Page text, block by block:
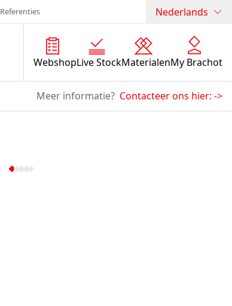
Referenties Nederlands
WebshopLive StockMaterialenMy Brachot
Meer informatie? Contacteer ons hier: ->